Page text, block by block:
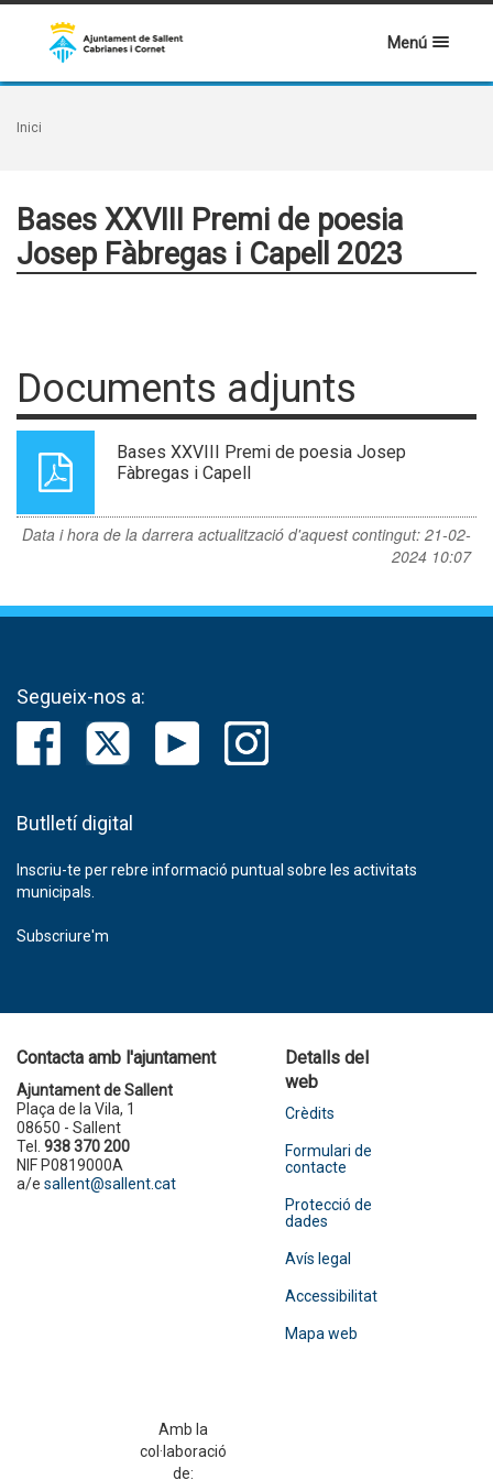
Menú
Inici
Bases XXVIII Premi de poesia
Josep Fàbregas i Capell 2023
Documents adjunts
Bases XXVIII Premi de poesia Josep
Fàbregas i Capell
Data i hora de la darrera actualització d'aquest contingut: 21-02-
2024 10:07
Segueix-nos a:
Butlletí digital
Inscriu-te per rebre informació puntual sobre les activitats
municipals.
Subscriure'm
Contacta amb l'ajuntament
Ajuntament de Sallent
Plaça de la Vila, 1
08650 - Sallent
Tel. 938 370 200
NIF P0819000A
a/e sallent@sallent.cat
Detalls del
web
Crèdits
Formulari de
contacte
Protecció de
dades
Avís legal
Accessibilitat
Mapa web
Amb la
col·laboració
de: